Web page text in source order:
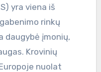
rinkų
daugybė įmonių,
Krovinių
nuolat